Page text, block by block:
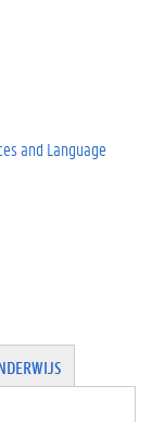
and Language